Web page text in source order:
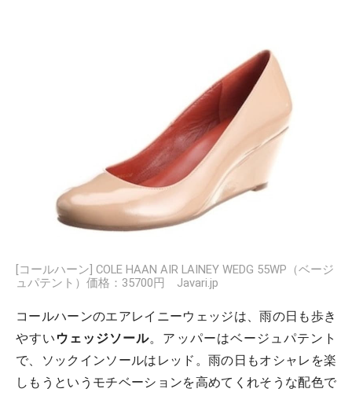
[コールハーン] COLE HAAN AIR LAINEY WEDG 55WP（ベージ
ュパテント）価格：35700円 Javari.jp
コールハーンのエアレイニーウェッジは、雨の日も歩き
やすい ウェッジソール。アッパーはベージュパテント
で、ソックインソールはレッド。雨の日もオシャレを楽
しもうというモチベーションを高めてくれそうな配色で